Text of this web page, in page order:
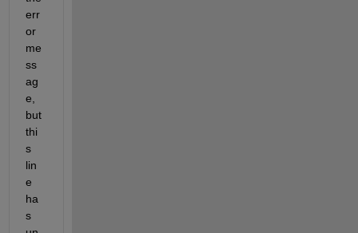
err
or
me
ss
ag
e,
but
thi
s
lin
e
ha
s